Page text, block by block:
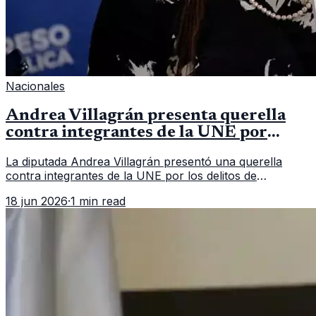
Nacionales
Andrea Villagrán presenta querella
contra integrantes de la UNE por
La diputada Andrea Villagrán presentó una querella
contra integrantes de la UNE por los delitos de
18 jun 2026·1 min read